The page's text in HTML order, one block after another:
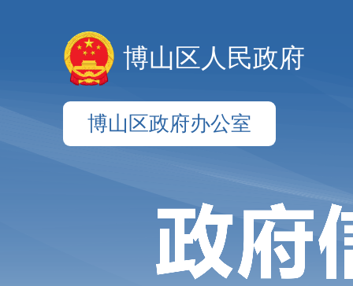
博山区人民政府
博山区政府办公室